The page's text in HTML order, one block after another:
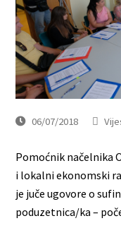
06/07/2018
Pomoćnik načelnika
i lokalni ekonomski
je juče ugovore o
poduzetnica/ka –